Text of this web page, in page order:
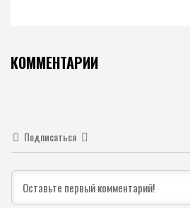
КОММЕНТАРИИ
Подписаться